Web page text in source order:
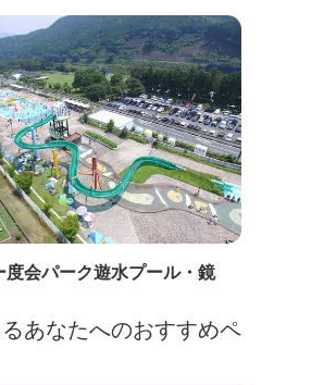
度会パーク遊水プール・鏡
あなたへのおすすめペ